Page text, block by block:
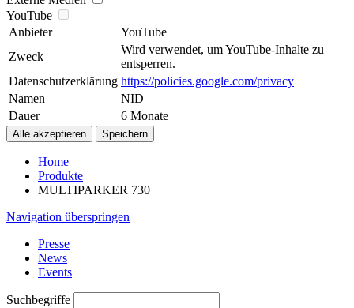
YouTube
Anbieter
YouTube
Zweck
Wird verwendet, um YouTube-Inhalte zu
entsperren.
Datenschutzerklärung https://policies.google.com/privacy
Namen
NID
Dauer
6 Monate
Home
Produkte
MULTIPARKER 730
Navigation überspringen
Presse
News
Events
Suchbegriffe